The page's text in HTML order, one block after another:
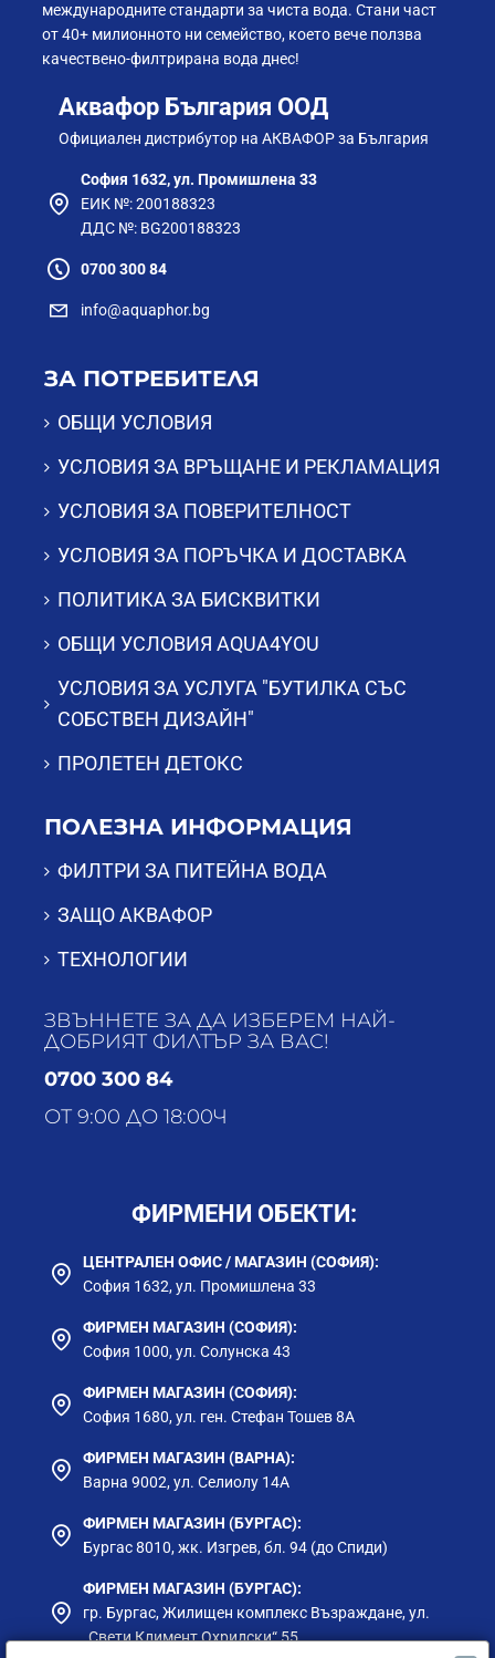
международните стандарти за чиста вода. Стани част
от 40+ милионното ни семейство, което вече ползва
качествено-филтрирана вода днес!
Аквафор България ООД
Официален дистрибутор на АКВАФОР за България
София 1632, ул. Промишлена 33
ЕИК №: 200188323
ДДС №: BG200188323
0700 300 84
info@aquaphor.bg
ЗА ПОТРЕБИТЕЛЯ
ОБЩИ УСЛОВИЯ
УСЛОВИЯ ЗА ВРЪЩАНЕ И РЕКЛАМАЦИЯ
УСЛОВИЯ ЗА ПОВЕРИТЕЛНОСТ
УСЛОВИЯ ЗА ПОРЪЧКА И ДОСТАВКА
ПОЛИТИКА ЗА БИСКВИТКИ
ОБЩИ УСЛОВИЯ AQUA4YOU
УСЛОВИЯ ЗА УСЛУГА "БУТИЛКА СЪС
СОБСТВЕН ДИЗАЙН"
ПРОЛЕТЕН ДЕТОКС
ПОЛЕЗНА ИНФОРМАЦИЯ
ФИЛТРИ ЗА ПИТЕЙНА ВОДА
ЗАЩО АКВАФОР
ТЕХНОЛОГИИ
ЗВЪННЕТЕ ЗА ДА ИЗБЕРЕМ НАЙ-
ДОБРИЯТ ФИЛТЪР ЗА ВАС!
0700 300 84
ОТ 9:00 ДО 18:00Ч
ФИРМЕНИ ОБЕКТИ:
ЦЕНТРАЛЕН ОФИС / МАГАЗИН (СОФИЯ):
София 1632, ул. Промишлена 33
ФИРМЕН МАГАЗИН (СОФИЯ):
София 1000, ул. Солунска 43
ФИРМЕН МАГАЗИН (СОФИЯ):
София 1680, ул. ген. Стефан Тошев 8А
ФИРМЕН МАГАЗИН (ВАРНА):
Варна 9002, ул. Селиолу 14А
ФИРМЕН МАГАЗИН (БУРГАС):
Бургас 8010, жк. Изгрев, бл. 94 (до Спиди)
ФИРМЕН МАГАЗИН (БУРГАС):
гр. Бургас, Жилищен комплекс Възраждане, ул.
„Свети Климент Охридски“ 55